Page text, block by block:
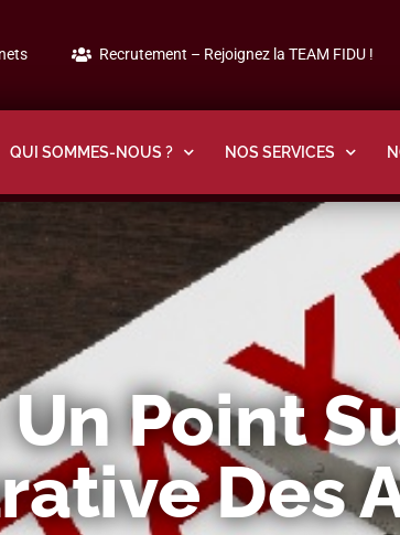
Recrutement – Rejoignez la TEAM FIDU !
QUI SOMMES-NOUS ? NOS SERVICES
Un Point
Des